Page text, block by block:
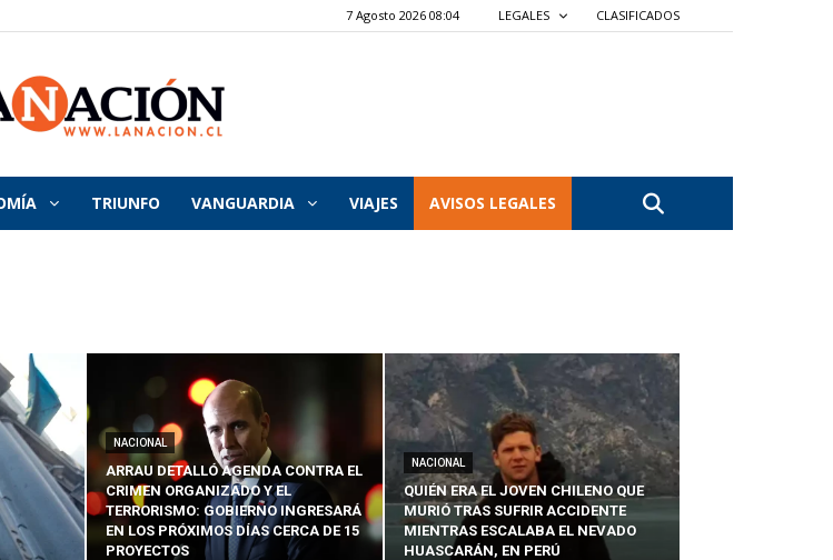
7 Agosto 2026 08:04 LEGALES CLASIFICADOS
La
Nación
TRIUNFO VANGUARDIA VIAJES AVISOS LEGALES
NACIONAL
ARRAU DETALLÓ AGENDA CONTRA EL
CRIMEN ORGANIZADO Y EL
TERRORISMO: GOBIERNO INGRESARÁ
EN LOS PRÓXIMOS DÍAS CERCA DE 15
PROYECTOS
NACIONAL
QUIÉN ERA EL JOVEN CHILENO QUE
MURIÓ TRAS SUFRIR ACCIDENTE
MIENTRAS ESCALABA EL NEVADO
HUASCARÁN, EN PERÚ